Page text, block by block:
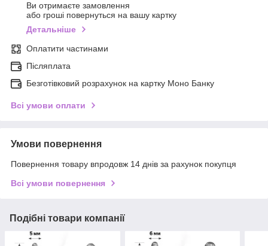
Ви отримаєте замовлення
або гроші повернуться на вашу картку
Детальніше
Оплатити частинами
Післяплата
Безготівковий розрахунок на картку Моно Банку
Всі умови оплати
Умови повернення
Повернення товару впродовж 14 днів за рахунок покупця
Всі умови повернення
Подібні товари компанії